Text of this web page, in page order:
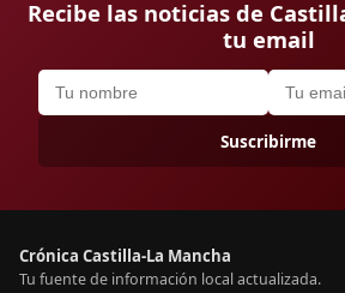
Recibe las noticias de
tu email
Suscribirme
Crónica Castilla-La Mancha
Tu fuente de información local actualizada.